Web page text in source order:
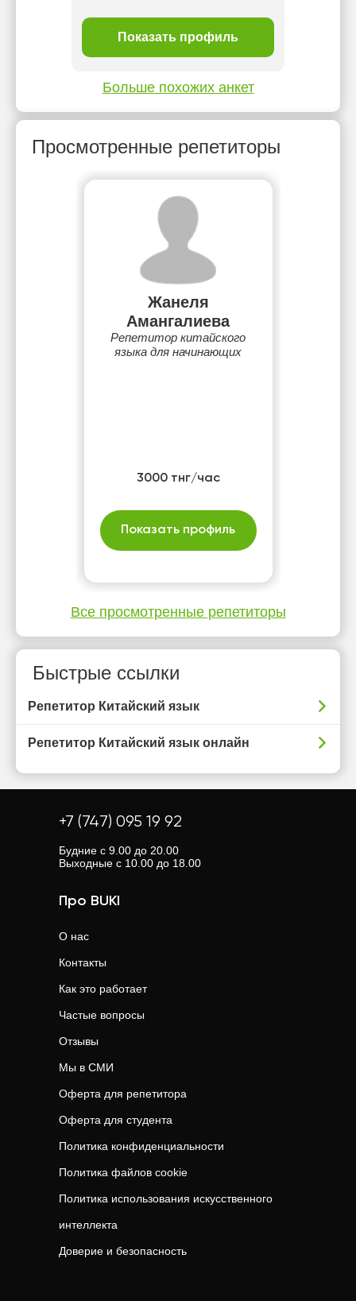
Показать профиль
Больше похожих анкет
Просмотренные репетиторы
Жанеля
Амангалиева
Репетитор китайского
языка для начинающих
3000 тнг/час
Показать профиль
Все просмотренные репетиторы
Быстрые ссылки
Репетитор Китайский язык
Репетитор Китайский язык онлайн
+7 (747) 095 19 92
Будние с 9.00 до 20.00
Выходные с 10.00 до 18.00
Про BUKI
О нас
Контакты
Как это работает
Частые вопросы
Отзывы
Мы в СМИ
Оферта для репетитора
Оферта для студента
Политика конфиденциальности
Политика файлов cookie
Политика использования искусственного
интеллекта
Доверие и безопасность